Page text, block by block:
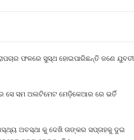
ଫଳରେ ସୁସ୍ଥ ହୋଇପାରିଛନ୍ତି ଜଣେ ଯୁବତୀ
ସେ ସମ ଅଲଟିମେଟ ମେଡ଼ିକେଆର ରେ ଭର୍ତି
ଅବସ୍ଥା କୁ ଦେଖି ତାଙ୍କର ସପ୍ତାହକୁ ଦୁଇ